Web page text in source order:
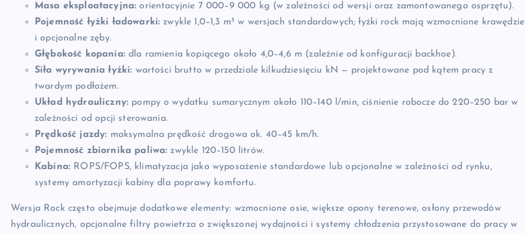
Masa eksploatacyjna: orientacyjnie 7 000–9 000 kg (w zależności od wersji oraz zamontowanego osprzętu).
Pojemność łyżki ładowarki: zwykle 1,0–1,3 m³ w wersjach standardowych; łyżki rock mają wzmocnione krawędzie
i opcjonalne zęby.
Głębokość kopania:dla ramienia kopiącego około 4,0–4,6 m (zależnie od konfiguracji backhoe).
Siła wyrywania łyżki: wartości brutto w przedziale kilkudziesięciu kN — projektowane pod kątem pracy z
twardym podłożem.
Układ hydrauliczny: pompy o wydatku sumarycznym około 110–140 l/min, ciśnienie robocze do 220–250 bar w
zależności od opcji sterowania.
Prędkość jazdy: maksymalna prędkość drogowa ok. 40–45 km/h.
Pojemność zbiornika paliwa: zwykle 120–150 litrów.
Kabina: ROPS/FOPS, klimatyzacja jako wyposażenie standardowe lub opcjonalne w zależności od rynku,
systemy amortyzacji kabiny dla poprawy komfortu.
Wersja Rock często obejmuje dodatkowe elementy: wzmocnione osie, większe opony terenowe, osłony przewodów
hydraulicznych, opcjonalne filtry powietrza o zwiększonej wydajności i systemy chłodzenia przystosowane do pracy w